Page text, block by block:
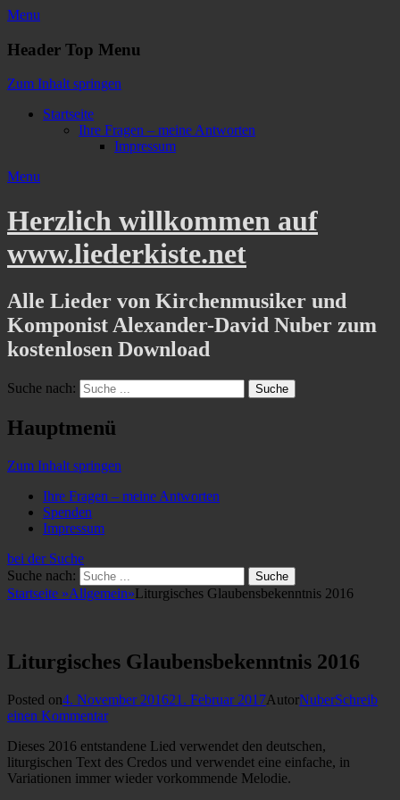
Menu
Header Top Menu
Zum Inhalt springen
Startseite
Ihre Fragen – meine Antworten
Impressum
Menu
Herzlich willkommen auf
www.liederkiste.net
Alle Lieder von Kirchenmusiker und
Komponist Alexander-David Nuber zum
kostenlosen Download
Suche nach:
Hauptmenü
Zum Inhalt springen
Ihre Fragen – meine Antworten
Spenden
Impressum
bei der Suche
Suche nach:
Startseite »Allgemein»Liturgisches Glaubensbekenntnis 2016
Liturgisches Glaubensbekenntnis 2016
Posted on4. November 201621. Februar 2017AutorNuberSchreib
einen Kommentar
Dieses 2016 entstandene Lied verwendet den deutschen,
liturgischen Text des Credos und verwendet eine einfache, in
Variationen immer wieder vorkommende Melodie.